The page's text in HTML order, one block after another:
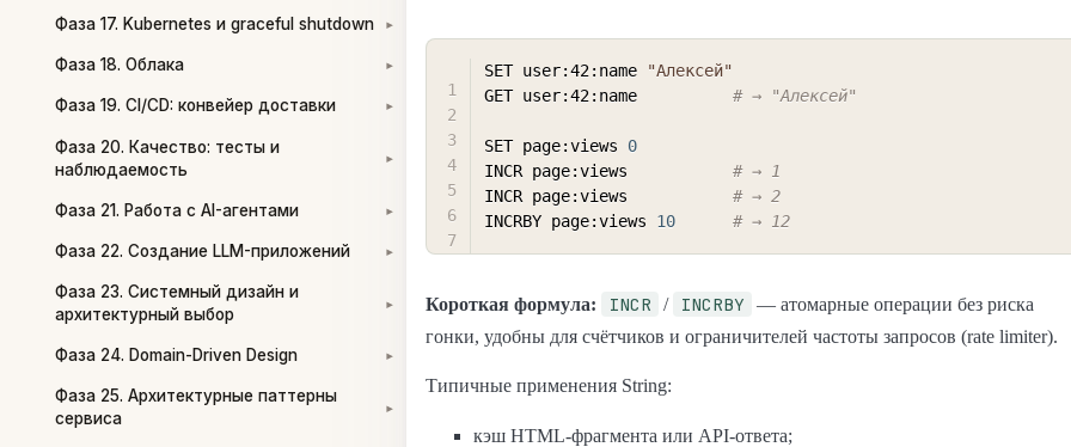
Фаза 17. Kubernetes и graceful shutdown ▾
Фаза 18. Облака ▾
Фаза 19. CI/CD: конвейер доставки ▾
Фаза 20. Качество: тесты и
наблюдаемость
▾
Фаза 21. Работа с AI-агентами ▾
Фаза 22. Создание LLM-приложений ▾
Фаза 23. Системный дизайн и
архитектурный выбор
▾
Фаза 24. Domain-Driven Design ▾
Фаза 25. Архитектурные паттерны
сервиса
▾
SET user:42:name
"Алексей"
GET user:42:name # → "Алексей"
SET page:views 0
INCR page:views # → 1
INCR page:views # → 2
INCRBY page:views 10 # → 12
Короткая формула: INCR / INCRBY
— атомарные операции без риска
гонки, удобны для счётчиков и ограничителей частоты запросов (rate limiter).
Типичные применения String:
кэш HTML-фрагмента или API-ответа;